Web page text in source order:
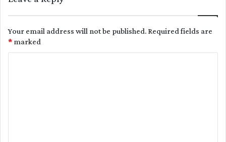
Your email address will not be published.Required fields are
marked
*